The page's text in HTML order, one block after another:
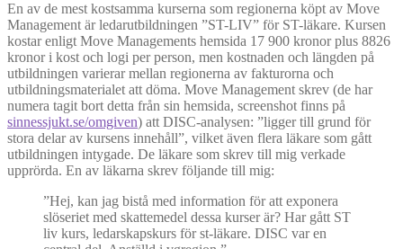
En av de mest kostsamma kurserna som regionerna köpt av Move
Management är ledarutbildningen ”ST-LIV” för ST-läkare. Kursen
kostar enligt Move Managements hemsida 17 900 kronor plus 8826
kronor i kost och logi per person, men kostnaden och längden på
utbildningen varierar mellan regionerna av fakturorna och
utbildningsmaterialet att döma. Move Management skrev (de har
numera tagit bort detta från sin hemsida, screenshot finns på
sinnessjukt.se/omgiven) att DISC-analysen: ”ligger till grund för
stora delar av kursens innehåll”, vilket även flera läkare som gått
utbildningen intygade. De läkare som skrev till mig verkade
upprörda. En av läkarna skrev följande till mig:
”Hej, kan jag bistå med information för att exponera
slöseriet med skattemedel dessa kurser är? Har gått ST
liv kurs, ledarskapskurs för st-läkare. DISC var en